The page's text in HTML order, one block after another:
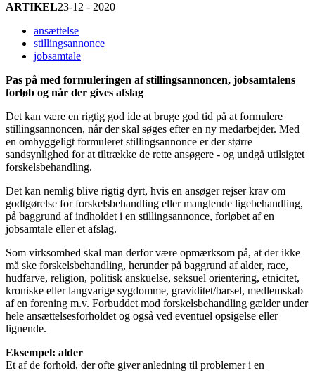
ARTIKEL23-12 - 2020
ansættelse
stillingsannonce
jobsamtale
Pas på med formuleringen af stillingsannoncen, jobsamtalens
forløb og når der gives afslag
Det kan være en rigtig god ide at bruge god tid på at formulere
stillingsannoncen, når der skal søges efter en ny medarbejder. Med
en omhyggeligt formuleret stillingsannonce er der større
sandsynlighed for at tiltrække de rette ansøgere - og undgå utilsigtet
forskelsbehandling.
Det kan nemlig blive rigtig dyrt, hvis en ansøger rejser krav om
godtgørelse for forskelsbehandling eller manglende ligebehandling,
på baggrund af indholdet i en stillingsannonce, forløbet af en
jobsamtale eller et afslag.
Som virksomhed skal man derfor være opmærksom på, at der ikke
må ske forskelsbehandling, herunder på baggrund af alder, race,
hudfarve, religion, politisk anskuelse, seksuel orientering, etnicitet,
kroniske eller langvarige sygdomme, graviditet/barsel, medlemskab
af en forening m.v. Forbuddet mod forskelsbehandling gælder under
hele ansættelsesforholdet og også ved eventuel opsigelse eller
lignende.
Eksempel: alder
Et af de forhold, der ofte giver anledning til problemer i en